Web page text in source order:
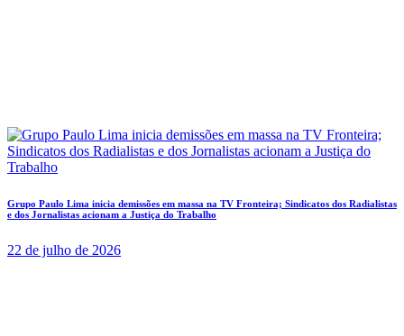
Grupo Paulo Lima inicia demissões em massa na TV Fronteira; Sindicatos dos Radialistas
e dos Jornalistas acionam a Justiça do Trabalho
22 de julho de 2026